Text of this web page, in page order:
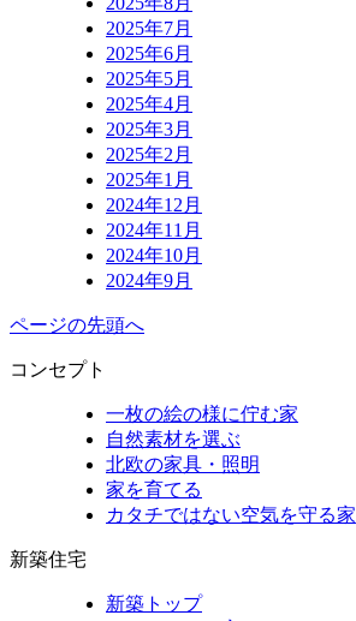
2025年7月
2025年6月
2025年5月
2025年4月
2025年3月
2025年2月
2025年1月
2024年12月
2024年11月
2024年10月
2024年9月
ページの先頭へ
コンセプト
一枚の絵の様に佇む家
自然素材を選ぶ
北欧の家具・照明
家を育てる
カタチではない空気を守る家
新築住宅
新築トップ